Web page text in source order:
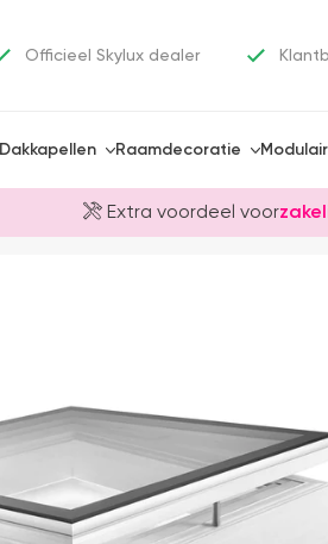
Officieel Skylux dealer
Dakkapellen Raamdecoratie
Extra voordeel voor